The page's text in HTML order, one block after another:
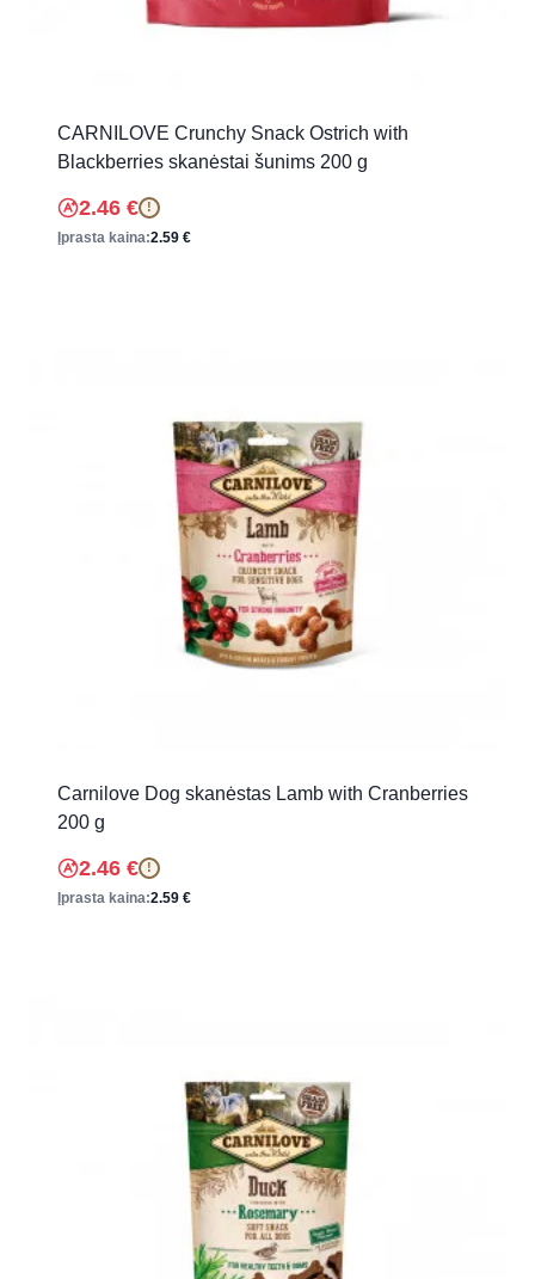
CARNILOVE Crunchy Snack Ostrich with
Blackberries skanėstai šunims 200 g
2.46 € !
Įprasta kaina:2.59 €
Carnilove Dog skanėstas Lamb with Cranberries
200 g
2.46 € !
Įprasta kaina:2.59 €